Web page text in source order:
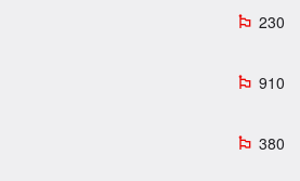
emoji_flags 230
emoji_flags 910
emoji_flags 380